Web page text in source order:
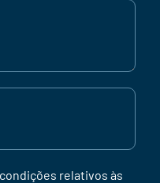
relativos às